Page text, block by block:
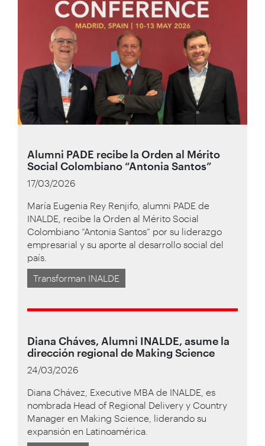
Alumni PADE recibe la Orden al Mérito
Social Colombiano “Antonia Santos”
17/03/2026
María Eugenia Rey Renjifo, alumni PADE de
INALDE, recibe la Orden al Mérito Social
Colombiano “Antonia Santos” por su liderazgo
empresarial y su aporte al desarrollo social del
país.
Transforman INALDE
Diana Cháves, Alumni INALDE, asume la
dirección regional de Making Science
24/03/2026
Diana Chávez, Executive MBA de INALDE, es
nombrada Head of Regional Delivery y Country
Manager en Making Science, liderando su
expansión en Latinoamérica.